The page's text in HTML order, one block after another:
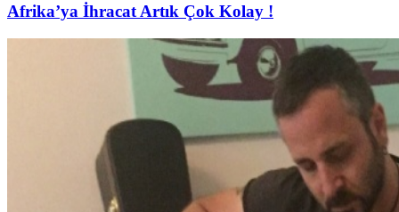
Afrika’ya İhracat Artık Çok Kolay !